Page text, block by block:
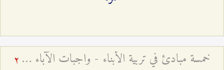
خمسة مبادئ في تربية الأبناء - واجبات الآباء في تربية الأطفال ۱ 2